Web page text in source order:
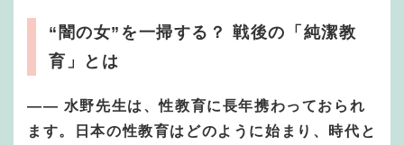
“闇の女”を一掃する？ 戦後の「純潔教
育」とは
—— 水野先生は、性教育に長年携わっておられ
ます。日本の性教育はどのように始まり、時代と